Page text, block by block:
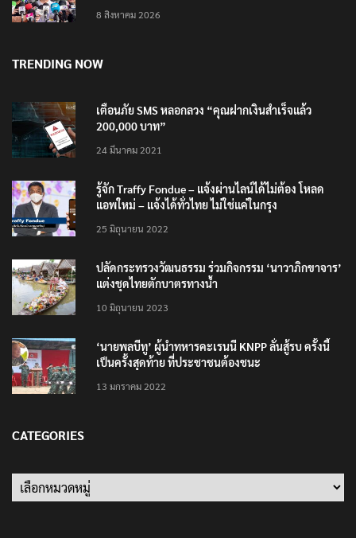
8 สิงหาคม 2026
TRENDING NOW
เตือนภัย SMS หลอกลวง “คุณฝากเงินสำเร็จแล้ว
200,000 บาท”
24 มีนาคม 2021
รู้จัก Traffy Fondue – แจ้งผ่านไลน์ได้ไม่ต้อง โหลด
แอพใหม่ – แจ้งได้ทั่วไทย ไม่ใช่แค่ในกรุง
25 มิถุนายน 2022
ปลัดกระทรวงวัฒนธรรม ร่วมกิจกรรม ‘นาวาภิกขาจาร’
แต่งชุดไทยตักบาตรทางน้ำ
10 มิถุนายน 2023
‘นายพลบีทู’ ผู้นำทหารคะเรนนี KNPP ลั่นสู้รบ ครั้งนี้
เป็นครั้งสุดท้าย ที่ประชาชนต้องชนะ
13 มกราคม 2022
CATEGORIES
Categories